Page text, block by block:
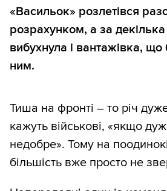
«Васильок» розлетівся
розрахунком, а за
вибухнула і вантажівка, що
ним.
Тиша на фронті – то річ
кажуть військові, «якщо
недобре». Тому на
більшість вже просто не